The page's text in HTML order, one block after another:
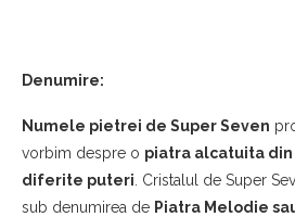
Denumire:
Numele pietrei de Super Seven
vorbim despre o piatra alcatuita
diferite puteri . Cristalul de Super
sub denumirea de Piatra Melodie